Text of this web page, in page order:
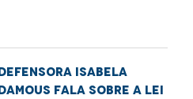
Isabela
fala sobre a lei